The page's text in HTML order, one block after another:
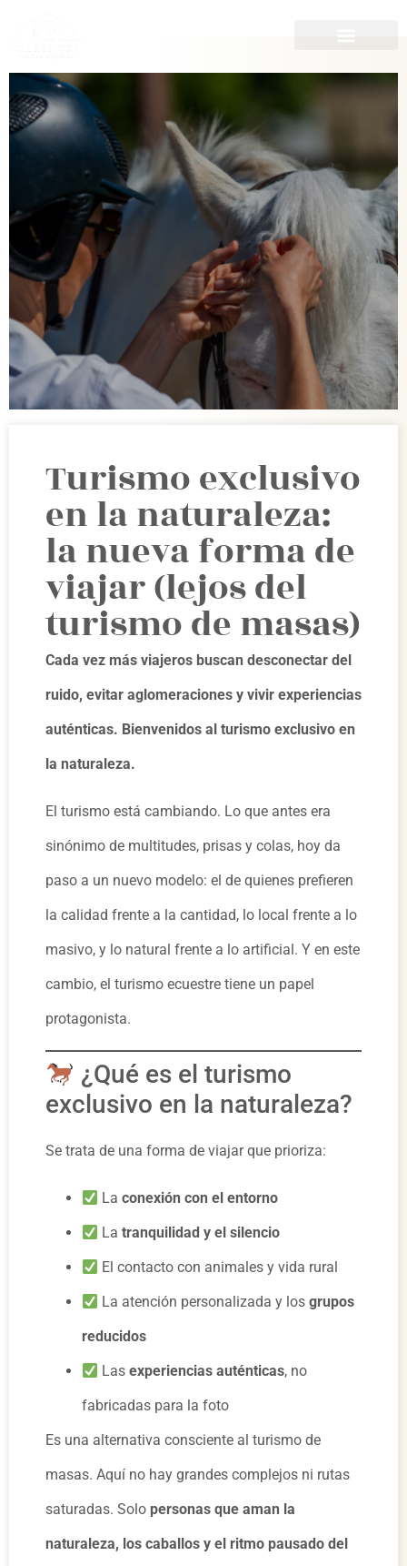
Turismo exclusivo
en la naturaleza:
la nueva forma de
viajar (lejos del
turismo de masas)
Cada vez más viajeros buscan desconectar del
ruido, evitar aglomeraciones y vivir experiencias
auténticas. Bienvenidos al turismo exclusivo en
la naturaleza.
El turismo está cambiando. Lo que antes era
sinónimo de multitudes, prisas y colas, hoy da
paso a un nuevo modelo: el de quienes prefieren
la calidad frente a la cantidad, lo local frente a lo
masivo, y lo natural frente a lo artificial. Y en este
cambio, el turismo ecuestre tiene un papel
protagonista.
¿Qué es el turismo
exclusivo en la naturaleza?
Se trata de una forma de viajar que prioriza:
Laconexión con el entorno
Latranquilidad y el silencio
El contacto con animales y vida rural
La atención personalizada y losgrupos
reducidos
Lasexperiencias auténticas, no
fabricadas para la foto
Es una alternativa consciente al turismo de
masas. Aquí no hay grandes complejos ni rutas
saturadas. Solo personas que aman la
naturaleza, los caballos y el ritmo pausado del